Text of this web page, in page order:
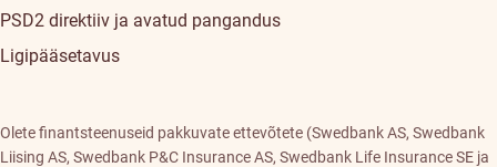
PSD2 direktiiv ja avatud pangandus
Ligipääsetavus
Olete finantsteenuseid pakkuvate ettevõtete (Swedbank AS, Swedbank
Liising AS, Swedbank P&C Insurance AS, Swedbank Life Insurance SE ja